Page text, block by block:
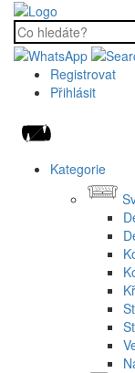
Registrovat
Přihlásit
Kategorie